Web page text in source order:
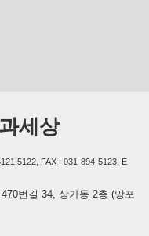
세상
FAX : 031-894-5123, E-
번길 34, 상가동 2층 (망포